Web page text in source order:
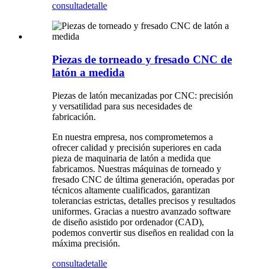
consultadetalle
Piezas de torneado y fresado CNC de
latón a medida
Piezas de latón mecanizadas por CNC: precisión
y versatilidad para sus necesidades de
fabricación.
En nuestra empresa, nos comprometemos a
ofrecer calidad y precisión superiores en cada
pieza de maquinaria de latón a medida que
fabricamos. Nuestras máquinas de torneado y
fresado CNC de última generación, operadas por
técnicos altamente cualificados, garantizan
tolerancias estrictas, detalles precisos y resultados
uniformes. Gracias a nuestro avanzado software
de diseño asistido por ordenador (CAD),
podemos convertir sus diseños en realidad con la
máxima precisión.
consultadetalle